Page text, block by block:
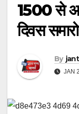
1500 से
दिवस
By
JAN